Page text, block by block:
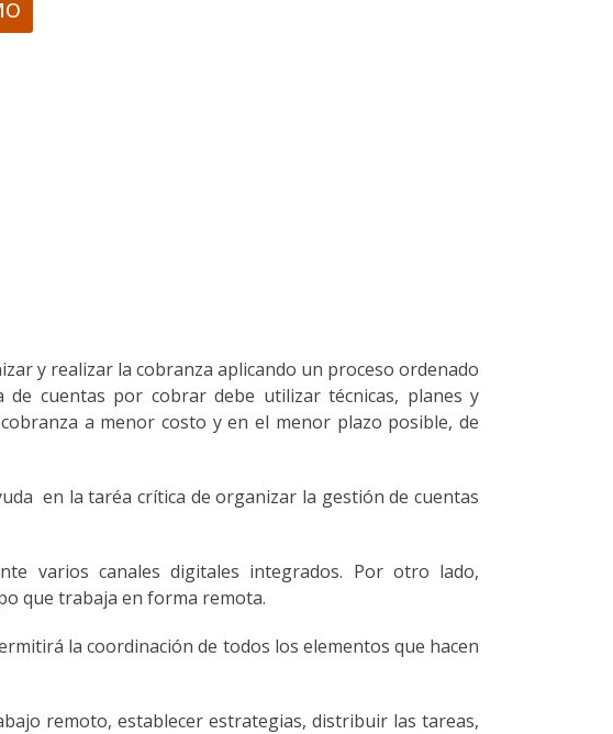
y realizar la cobranza aplicando un proceso ordenado
cuentas por cobrar debe utilizar técnicas, planes y
a menor costo y en el menor plazo posible, de
en la taréa crítica de organizar la gestión de cuentas
varios canales digitales integrados. Por otro lado,
que trabaja en forma remota.
la coordinación de todos los elementos que hacen
remoto, establecer estrategias, distribuir las tareas,